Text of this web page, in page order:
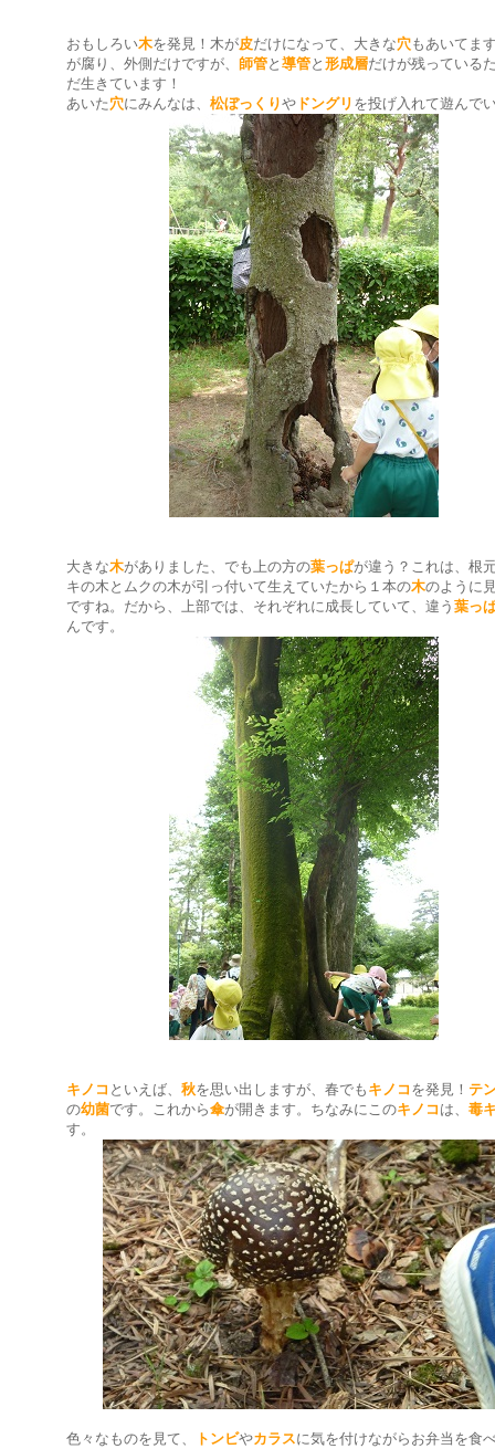
おもしろい木を発見！木が皮だけになって、大きな穴もあいてま
が腐り、外側だけですが、 師管と 導管と 形成層だけが残っている
だ生きています！
あいた穴にみんなは、 松ぼっくりや ドングリ を投げ入れて遊んで
大きな木がありました、でも上の方の葉っぱが違う？これは、根
キの木とムクの木が引っ付いて生えていたから１本の木のように
ですね。だから、上部では、それぞれに成長していて、違う 葉っ
んです。
キノコ といえば、 秋を思い出しますが、春でも キノコ を発見！ テ
の幼菌です。これから傘が開きます。ちなみにこのキノコ は、 毒
す。
色々なものを見て、 トンビやカラスに気を付けながらお弁当を食